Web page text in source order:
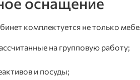
комплектуется не только
на групповую работу;
и посуды;